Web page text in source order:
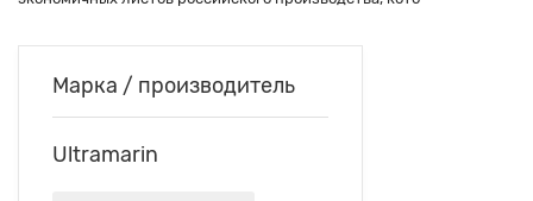
Марка / производитель
Ultramarin